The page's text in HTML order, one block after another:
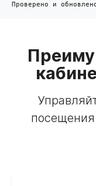
Проверено и